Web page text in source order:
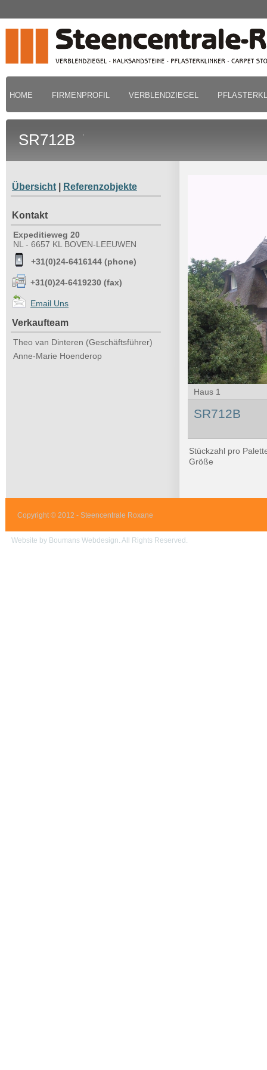
HOME FIRMENPROFIL VERBLENDZIEGEL
SR712B
Übersicht Referenzobjekte
Kontakt
Expeditieweg 20
NL - 6657 KL BOVEN-LEEUWEN
+31(0)24-6416144 (phone)
+31(0)24-6419230 (fax)
Email Uns
Verkaufteam
Theo van Dinteren (Geschäftsführer)
Anne-Marie Hoenderop
Haus 1
SR712B
Stückzahl pro
Größe
Copyright © 2012 - Steencentrale Roxane
Website by Boumans Webdesign. All Rights Reserved.